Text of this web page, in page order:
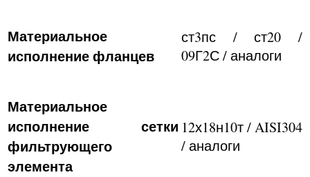
Материальное
исполнение фланцев
ст3пс / ст20 /
09Г2С / аналоги
Материальное
исполнение сетки
фильтрующего
элемента
12х18н10т / AISI304
/ аналоги